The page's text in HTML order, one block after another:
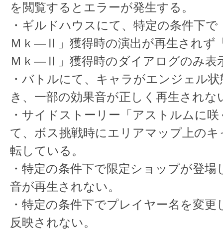
を閲覧するとエラーが発生する。
・ギルドハウスにて、特定の条件下
Ｍｋ―Ⅱ」獲得時の演出が再生され
Ｍｋ―Ⅱ」獲得時のダイアログのみ表
・バトルにて、キャラがエンジェル
き、一部の効果音が正しく再生されな
・サイドストーリー「アストルムに
て、ボス挑戦時にエリアマップ上の
転している。
・特定の条件下で限定ショップが登場
音が再生されない。
・特定の条件下でプレイヤー名を変更
反映されない。